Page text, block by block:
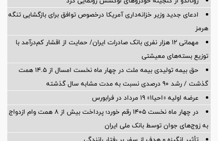
ادعای جدید وزیر خزانه‌داری آمریکا درخصوص توافق برای بازگشایی تنگه
هرمز
مهمانی ۱۲ هزار نفری بانک صادرات ایران/ حمایت از اقشار کم‌درآمد با
توزیع بسته‌های معیشتی
حق بیمه تولیدی بیمه ملت در چهار ماه نخست امسال از 14.5 همت
گذشت / رشد 90 درصدی نسبت به مدت مشابه سال گذشته
عرضه اولیه «احیا۱» ۱۹ مرداد در فرابورس
در چهار ماه نخست ۱۴۰۵ رقم خورد؛ پرداخت بیش از ۸ همت وام ازدواج
به زوج‌های جوان توسط بانک ملی ایران